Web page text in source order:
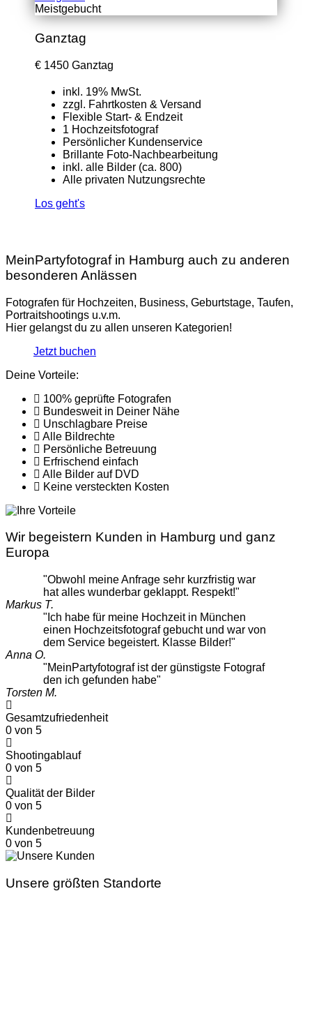
Meistgebucht
Ganztag
€ 1450 Ganztag
inkl. 19% MwSt.
zzgl. Fahrtkosten & Versand
Flexible Start- & Endzeit
1 Hochzeitsfotograf
Persönlicher Kundenservice
Brillante Foto-Nachbearbeitung
inkl. alle Bilder (ca. 800)
Alle privaten Nutzungsrechte
Los geht's
MeinPartyfotograf in Hamburg auch zu anderen
besonderen Anlässen
Fotografen für Hochzeiten, Business, Geburtstage, Taufen,
Portraitshootings u.v.m.
Hier gelangst du zu allen unseren Kategorien!
Jetzt buchen
Deine Vorteile:
100% geprüfte Fotografen
Bundesweit in Deiner Nähe
Unschlagbare Preise
Alle Bildrechte
Persönliche Betreuung
Erfrischend einfach
Alle Bilder auf DVD
Keine versteckten Kosten
Wir begeistern Kunden in Hamburg und ganz
Europa
"Obwohl meine Anfrage sehr kurzfristig war
hat alles wunderbar geklappt. Respekt!"
Markus T.
"Ich habe für meine Hochzeit in München
einen Hochzeitsfotograf gebucht und war von
dem Service begeistert. Klasse Bilder!"
Anna O.
"MeinPartyfotograf ist der günstigste Fotograf
den ich gefunden habe"
Torsten M.
Gesamtzufriedenheit
0 von 5
Shootingablauf
0 von 5
Qualität der Bilder
0 von 5
Kundenbetreuung
0 von 5
Unsere größten Standorte